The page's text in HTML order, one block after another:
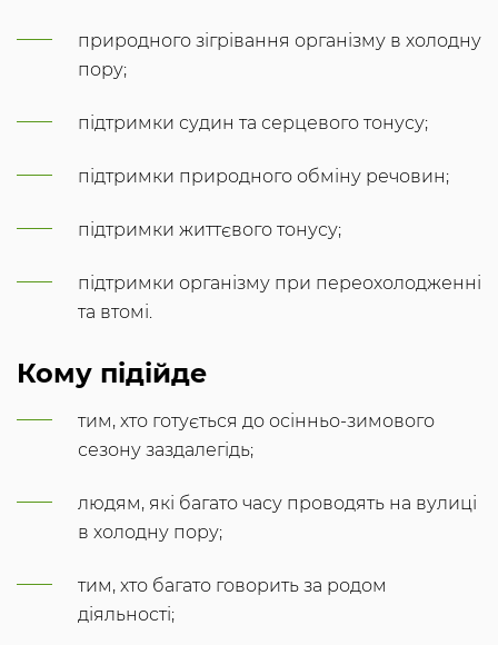
природного зігрівання організму в холодну
пору;
підтримки судин та серцевого тонусу;
підтримки природного обміну речовин;
підтримки життєвого тонусу;
підтримки організму при переохолодженні
та втомі.
Кому підійде
тим, хто готується до осінньо-зимового
сезону заздалегідь;
людям, які багато часу проводять на вулиці
в холодну пору;
тим, хто багато говорить за родом
діяльності;